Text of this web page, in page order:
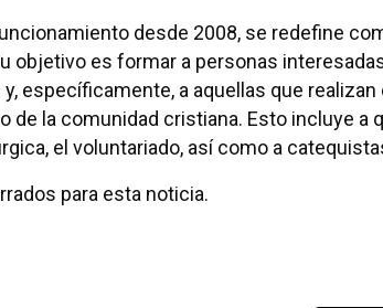
desde 2008, se redefine
objetivo es formar a personas
específicamente, a aquellas que realizan
de la comunidad cristiana. Esto incluye a
el voluntariado, así como a
para esta noticia.